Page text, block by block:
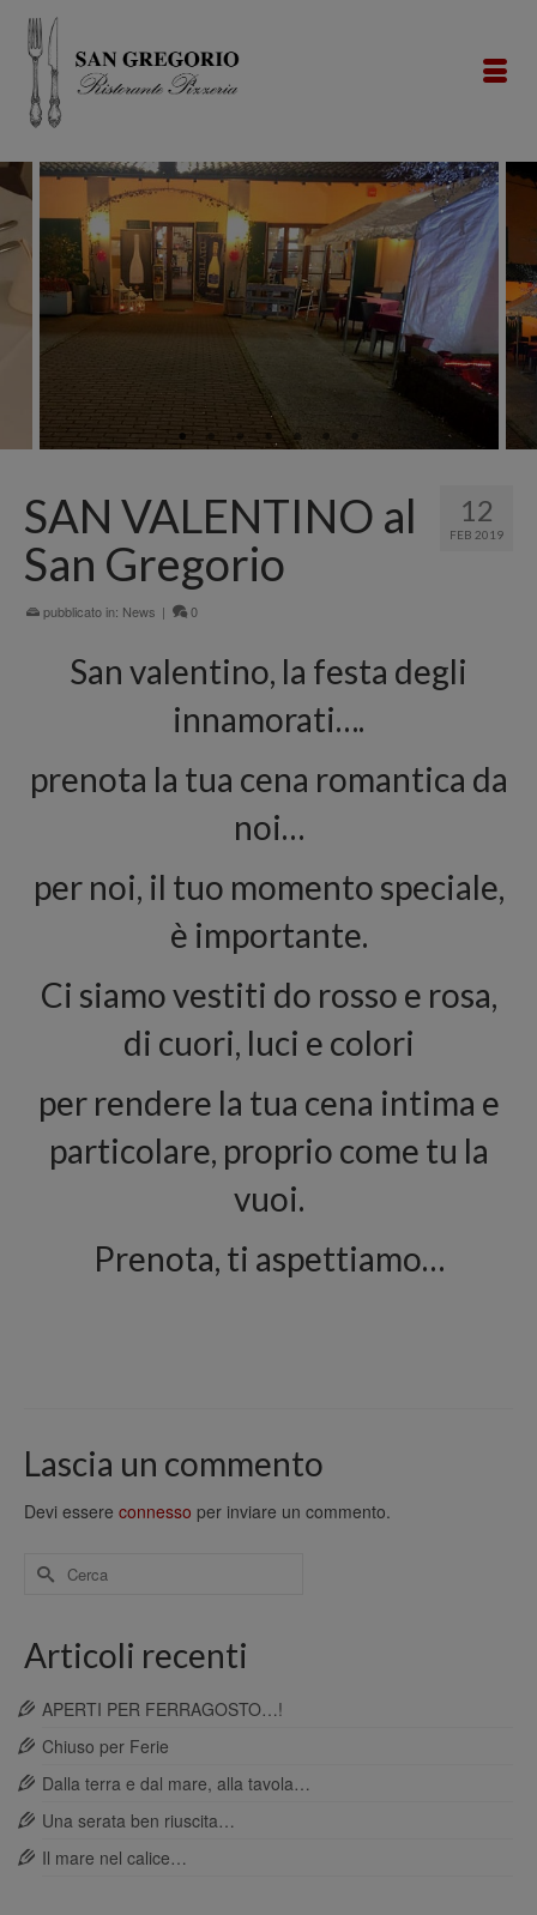
12
FEB 2019
SAN VALENTINO al
San Gregorio
pubblicato in: News | 0
San valentino, la festa degli
innamorati….
prenota la tua cena romantica da
noi…
per noi, il tuo momento speciale,
è importante.
Ci siamo vestiti do rosso e rosa,
di cuori, luci e colori
per rendere la tua cena intima e
particolare, proprio come tu la
vuoi.
Prenota, ti aspettiamo…
Lascia un commento
Devi essere connesso per inviare un commento.
Cerca
per:
Articoli recenti
APERTI PER FERRAGOSTO…!
Chiuso per Ferie
Dalla terra e dal mare, alla tavola…
Una serata ben riuscita…
Il mare nel calice…